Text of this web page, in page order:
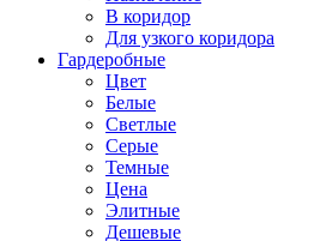
В коридор
Для узкого коридора
Гардеробные
Цвет
Белые
Светлые
Серые
Темные
Цена
Элитные
Дешевые